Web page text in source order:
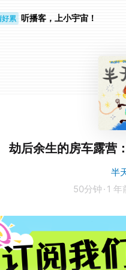
累
人
听播客，上小宇宙！
劫后余生的房车露营
半
50分钟 · 1 年